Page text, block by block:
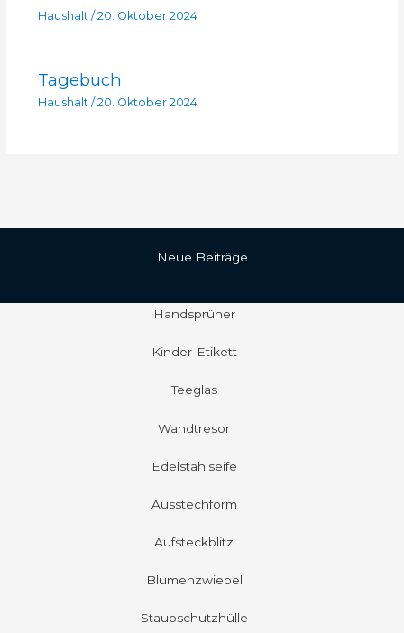
Haushalt/ 20. Oktober 2024
Tagebuch
Haushalt / 20. Oktober 2024
Neue Beiträge
Handsprüher
Kinder-Etikett
Teeglas
Wandtresor
Edelstahlseife
Ausstechform
Aufsteckblitz
Blumenzwiebel
Staubschutzhülle